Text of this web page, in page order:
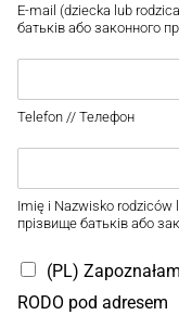
E-mail (dziecka lub
батьків або законного
Telefon // Телефон
Imię i Nazwisko rodziców
прізвище батьків або
(PL)
RODO pod adresem